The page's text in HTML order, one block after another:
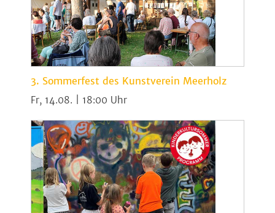
3. Sommerfest des Kunstverein Meerholz
Fr, 14.08. | 18:00